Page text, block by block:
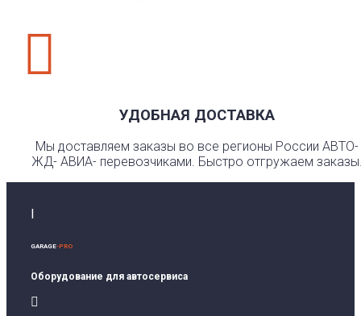

УДОБНАЯ ДОСТАВКА
Мы доставляем заказы во все регионы России АВТО-
ЖД- АВИА- перевозчиками. Быстро отгружаем
GARAGE-PRO
Оборудование для автосервиса
